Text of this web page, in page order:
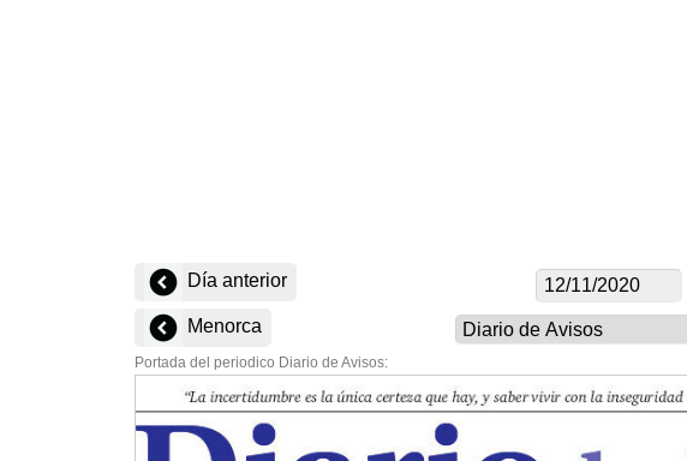
Día anterior
Menorca
Portada del periodico Diario de Avisos: